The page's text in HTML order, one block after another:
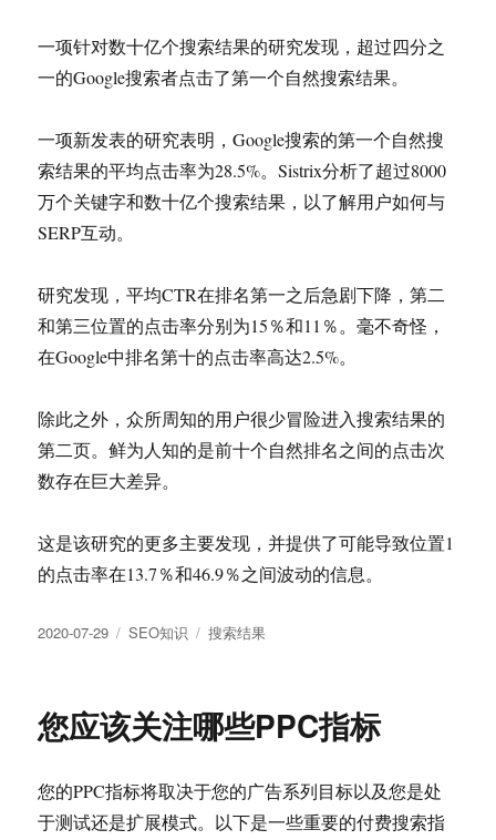
一项针对数十亿个搜索结果的研究发现，超过四分之
一的Google搜索者点击了第一个自然搜索结果。
一项新发表的研究表明，Google搜索的第一个自然搜
索结果的平均点击率为28.5%。Sistrix分析了超过8000
万个关键字和数十亿个搜索结果，以了解用户如何与
SERP互动。
研究发现，平均CTR在排名第一之后急剧下降，第二
和第三位置的点击率分别为15％和11％。毫不奇怪，
在Google中排名第十的点击率高达2.5%。
除此之外，众所周知的用户很少冒险进入搜索结果的
第二页。鲜为人知的是前十个自然排名之间的点击次
数存在巨大差异。
这是该研究的更多主要发现，并提供了可能导致位置1
的点击率在13.7％和46.9％之间波动的信息。
发
2020-07-29
分
SEO知识
标
搜索结果
您应该关注哪些PPC指标
您的PPC指标将取决于您的广告系列目标以及您是处
于测试还是扩展模式。以下是一些重要的付费搜索指